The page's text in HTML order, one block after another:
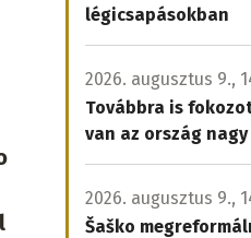
légicsapásokban
2026. augusztus 9.,
Továbbra is
van az ország nagy
2026. augusztus 9.,
Šaško